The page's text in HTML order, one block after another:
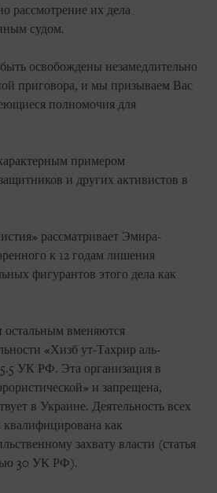
рассмотрение их дела
судом.
освобождены незамедлительно
приговора, и мы призываем Вас
полномочия для
примером
и других активистов в
рассматривает Эмира-
к 12 годам лишения
фигурантов этого дела как
вменяются
«Хизб ут-Тахрир аль-
УК РФ. Эта организация в
и запрещена,
в Украине. Деятельность всех
как
захвату власти (статья
30 УК РФ).